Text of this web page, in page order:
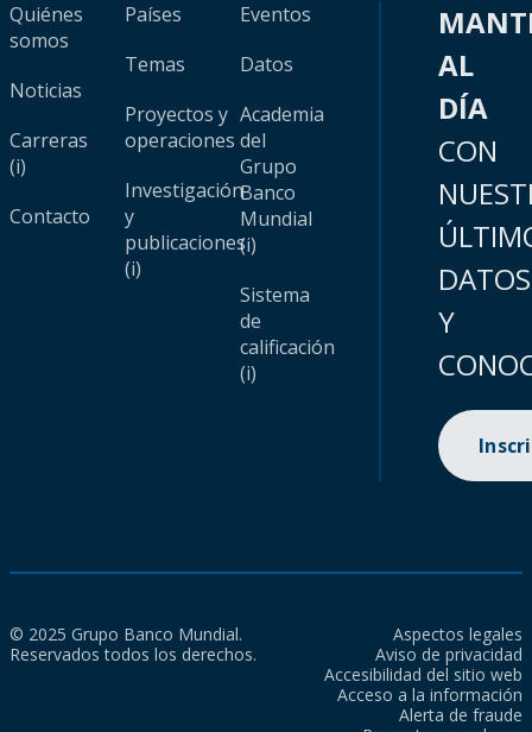
Quiénes
somos
Noticias
Carreras
(i)
Contacto
Países
Temas
Proyectos y
operaciones
Investigación
y
publicaciones
(i)
Eventos
Datos
Academia
del
Grupo
Banco
Mundial
(i)
Sistema
de
calificación
(i)
AL
DÍA
CON
DATOS
Y
© 2025 Grupo Banco Mundial.
Reservados todos los derechos.
Aspectos legales
Aviso de privacidad
Accesibilidad del sitio web
Acceso a la información
Alerta de fraude